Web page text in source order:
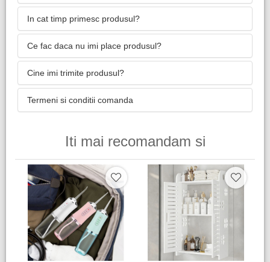
In cat timp primesc produsul?
Ce fac daca nu imi place produsul?
Cine imi trimite produsul?
Termeni si conditii comanda
Iti mai recomandam si